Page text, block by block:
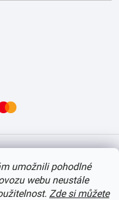
umožnili pohodlné
webu neustále
Zde si můžete
Upravit nastavení cookies